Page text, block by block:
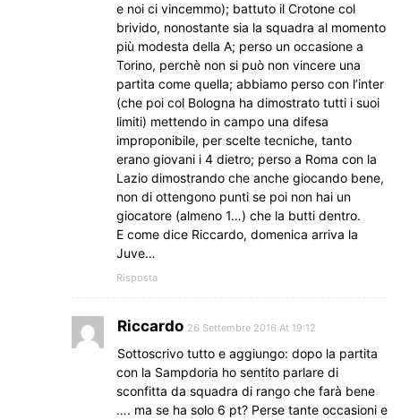
e noi ci vincemmo); battuto il Crotone col
brivido, nonostante sia la squadra al momento
più modesta della A; perso un occasione a
Torino, perchè non si può non vincere una
partita come quella; abbiamo perso con l’inter
(che poi col Bologna ha dimostrato tutti i suoi
limiti) mettendo in campo una difesa
improponibile, per scelte tecniche, tanto
erano giovani i 4 dietro; perso a Roma con la
Lazio dimostrando che anche giocando bene,
non di ottengono punti se poi non hai un
giocatore (almeno 1…) che la butti dentro.
E come dice Riccardo, domenica arriva la
Juve…
Risposta
Riccardo 26 Settembre 2016 At 19:12
Sottoscrivo tutto e aggiungo: dopo la partita
con la Sampdoria ho sentito parlare di
sconfitta da squadra di rango che farà bene
…. ma se ha solo 6 pt? Perse tante occasioni e